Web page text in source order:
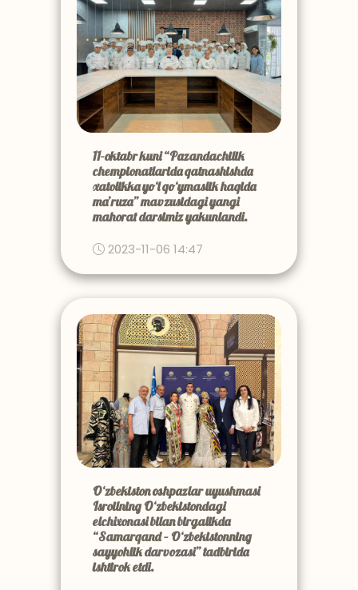
11-oktabr kuni “Pazandachilik
chempionatlarida qatnashishda
xatolikka yo‘l qo‘ymaslik haqida
ma’ruza” mavzusidagi yangi
mahorat darsimiz yakunlandi.
2023-11-06 14:47
O‘zbekiston oshpazlar uyushmasi
Isroilning O‘zbekistondagi
elchixonasi bilan birgalikda
“Samarqand – O‘zbekistonning
sayyohlik darvozasi” tadbirida
ishtirok etdi.